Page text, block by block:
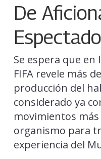
De
Se espera que en
FIFA revele más
producción del
considerado ya
movimientos
organismo para
experiencia del